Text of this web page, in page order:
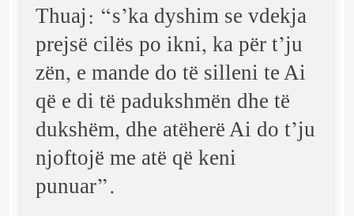
Thuaj: “s’ka dyshim se vdekja
prejsë cilës po ikni, ka për t’ju
zën, e mande do të silleni te Ai
që e di të padukshmën dhe të
dukshëm, dhe atëherë Ai do t’ju
njoftojë me atë që keni
punuar”.